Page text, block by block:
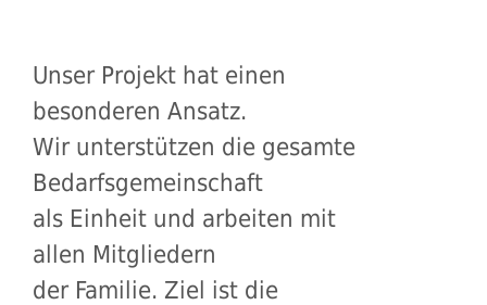
Unser Projekt hat einen
besonderen Ansatz.
Wir unterstützen die gesamte
Bedarfsgemeinschaft
als Einheit und arbeiten mit
allen Mitgliedern
der Familie. Ziel ist die